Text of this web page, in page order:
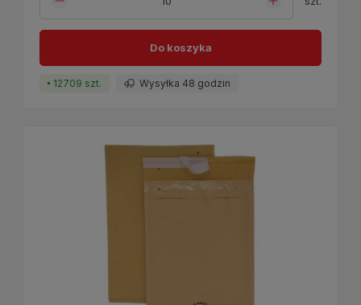
Do koszyka
12709 szt. Wysyłka 48 godzin